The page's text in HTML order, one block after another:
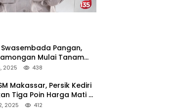
Pangan,
Mulai Tanam
Ketiga
2025 438
Makassar, Persik Kediri
Tiga Poin Harga Mati di
2025 412